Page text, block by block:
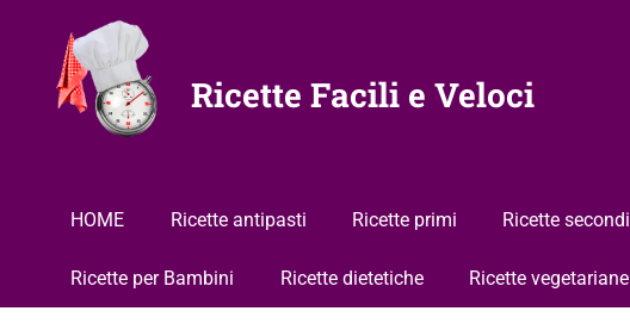
contenuto
Ricette Facili e Veloci
HOME Ricette antipasti Ricette primi Ricette secondi
Ricette per Bambini Ricette dietetiche Ricette vegetariane